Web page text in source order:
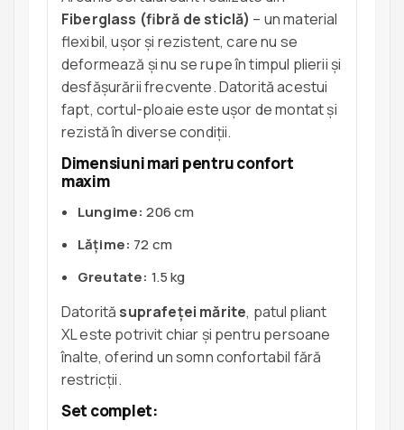
Fiberglass (fibră de sticlă) – un material
flexibil, ușor și rezistent, care nu se
deformează și nu se rupe în timpul plierii și
desfășurării frecvente. Datorită acestui
fapt, cortul-ploaie este ușor de montat și
rezistă în diverse condiții.
Dimensiuni mari pentru confort
maxim
Lungime: 206 cm
Lățime: 72 cm
Greutate: 1.5 kg
Datorită suprafeței mărite, patul pliant
XL este potrivit chiar și pentru persoane
înalte, oferind un somn confortabil fără
restricții.
Set complet: